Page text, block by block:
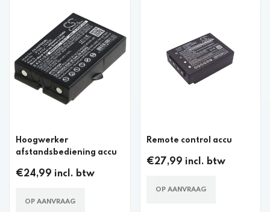
Hoogwerker
afstandsbediening accu
€24,99 incl. btw
OP AANVRAAG
Remote control accu
€27,99 incl. btw
OP AANVRAAG